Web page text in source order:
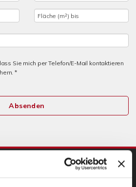
Sie mich per Telefon/E-Mail kontaktieren
*
Absenden
PARTNER